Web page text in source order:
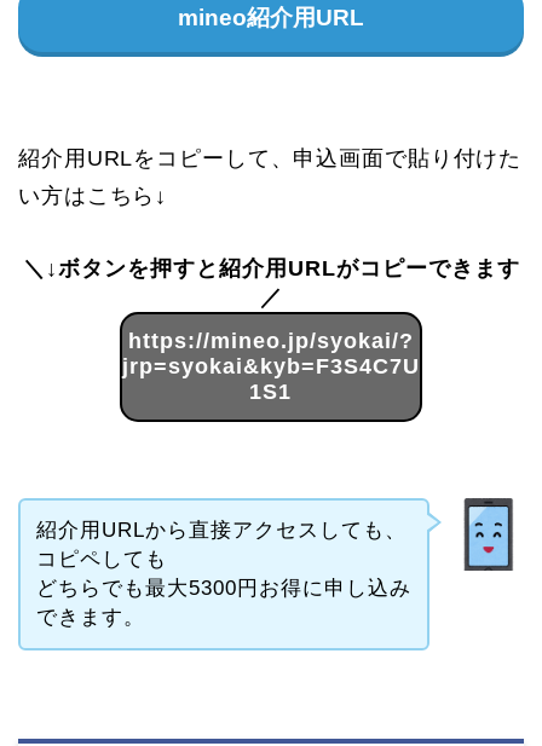
mineo紹介用URL
紹介用URLをコピーして、申込画面で貼り付けた
い方はこちら↓
＼↓ボタンを押すと紹介用URLがコピーできます
／
https://mineo.jp/syokai/?
jrp=syokai&kyb=F3S4C7U
1S1
紹介用URLから直接アクセスしても、
コピペしても
どちらでも最大5300円お得に申し込み
できます。